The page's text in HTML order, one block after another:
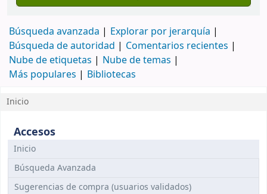
Búsqueda avanzada
Explorar por jerarquía
Búsqueda de autoridad
Comentarios recientes
Nube de etiquetas
Nube de temas
Más populares
Bibliotecas
Inicio
Accesos
Inicio
Búsqueda Avanzada
Sugerencias de compra (usuarios validados)